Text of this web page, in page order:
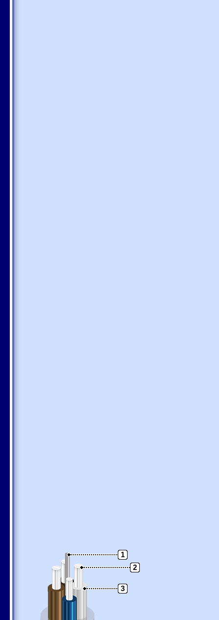
1
2
3